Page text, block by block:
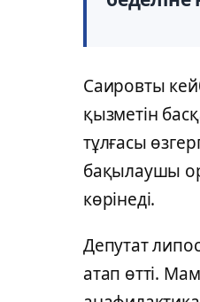
Саировты
қызметін
тұлғасы
бақылаушы
көрінеді.
Депутат
атап өтті.